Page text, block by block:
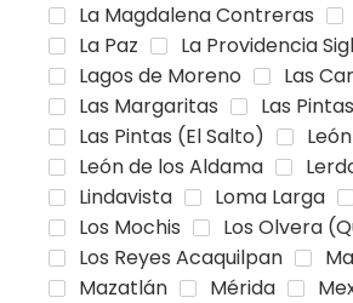
La Magdalena Contreras
La Paz
La Providencia
Lagos de Moreno
Las
Las Margaritas
Las Pintas
Las Pintas (El Salto)
León
León de los Aldama
Lindavista
Loma Larga
Los Mochis
Los Olvera
Los Reyes Acaquilpan
Mazatlán
Mérida